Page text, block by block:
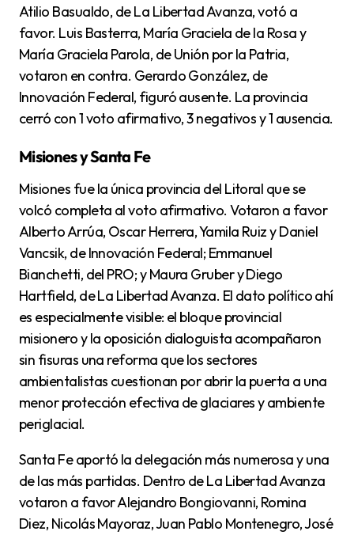
Atilio Basualdo, de La Libertad Avanza, votó a
favor. Luis Basterra, María Graciela de la Rosa y
María Graciela Parola, de Unión por la Patria,
votaron en contra. Gerardo González, de
Innovación Federal, figuró ausente. La provincia
cerró con 1 voto afirmativo, 3 negativos y 1 ausencia.
Misiones y Santa Fe
Misiones fue la única provincia del Litoral que se
volcó completa al voto afirmativo. Votaron a favor
Alberto Arrúa, Oscar Herrera, Yamila Ruiz y Daniel
Vancsik, de Innovación Federal; Emmanuel
Bianchetti, del PRO; y Maura Gruber y Diego
Hartfield, de La Libertad Avanza. El dato político ahí
es especialmente visible: el bloque provincial
misionero y la oposición dialoguista acompañaron
sin fisuras una reforma que los sectores
ambientalistas cuestionan por abrir la puerta a una
menor protección efectiva de glaciares y ambiente
periglacial.
Santa Fe aportó la delegación más numerosa y una
de las más partidas. Dentro de La Libertad Avanza
votaron a favor Alejandro Bongiovanni, Romina
Diez, Nicolás Mayoraz, Juan Pablo Montenegro, José